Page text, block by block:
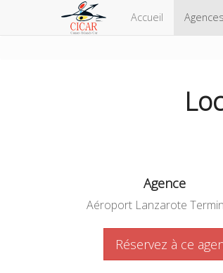
Accueil Agences
Agence
Aéroport Lanzarote
Réservez à ce